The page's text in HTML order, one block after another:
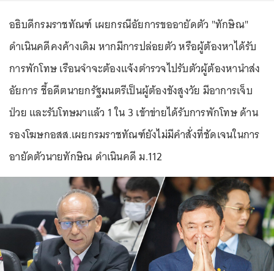
อธิบดีกรมราชทัณฑ์ เผยกรณีอัยการขออายัดตัว "ทักษิณ"
ดำเนินคดีคงค้างเดิม หากมีการปล่อยตัว หรือผู้ต้องหาได้รับ
การพักโทษ เรือนจำจะต้องแจ้งตำรวจไปรับตัวผู้ต้องหานำส่ง
อัยการ ชี้อดีตนายกรัฐมนตรีเป็นผู้ต้องขังสูงวัย มีอาการเจ็บ
ป่วย และรับโทษมาแล้ว 1 ใน 3 เข้าข่ายได้รับการพักโทษ ด้าน
รองโฆษกอสส.เผยกรมราชทัณฑ์ยังไม่มีคำสั่งที่ชัดเจนในการ
อายัดตัวนายทักษิณ ดำเนินคดี ม.112